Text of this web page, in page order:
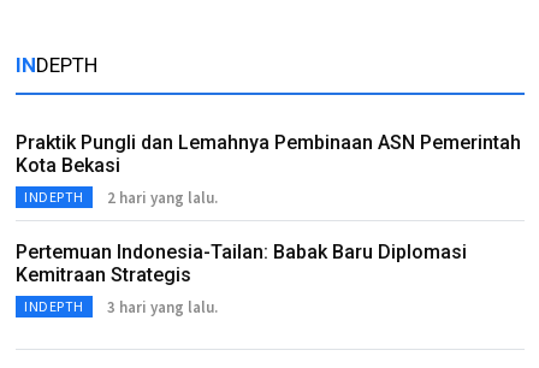
INDEPTH
Praktik Pungli dan Lemahnya Pembinaan ASN Pemerintah
Kota Bekasi
INDEPTH 2 hari yang lalu.
Pertemuan Indonesia-Tailan: Babak Baru Diplomasi
Kemitraan Strategis
INDEPTH 3 hari yang lalu.